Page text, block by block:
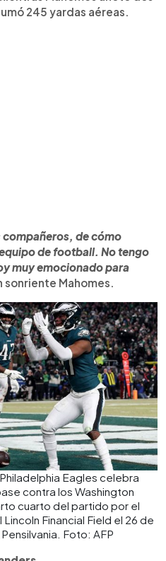
245 yardas aéreas.
compañeros, de cómo
de football. No tengo
muy emocionado para
sonriente Mahomes.
Eagles celebra
contra los Washington
cuarto del partido por el
Financial Field el 26 de
Foto: AFP